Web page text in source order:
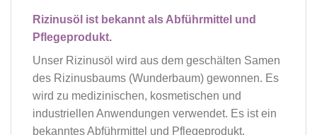
Rizinusöl ist bekannt als Abführmittel und
Pflegeprodukt.
Unser Rizinusöl wird aus dem geschälten Samen
des Rizinusbaums (Wunderbaum) gewonnen. Es
wird zu medizinischen, kosmetischen und
industriellen Anwendungen verwendet. Es ist ein
bekanntes Abführmittel und Pflegeprodukt.